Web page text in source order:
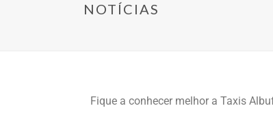
NOTÍCIAS
Fique a conhecer melhor a Taxis